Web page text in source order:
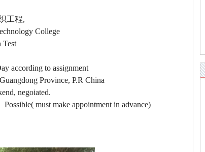
工程,
College
Test
according to assignment
Province, P.R China
negoiated.
Possible( must make appointment in advance)